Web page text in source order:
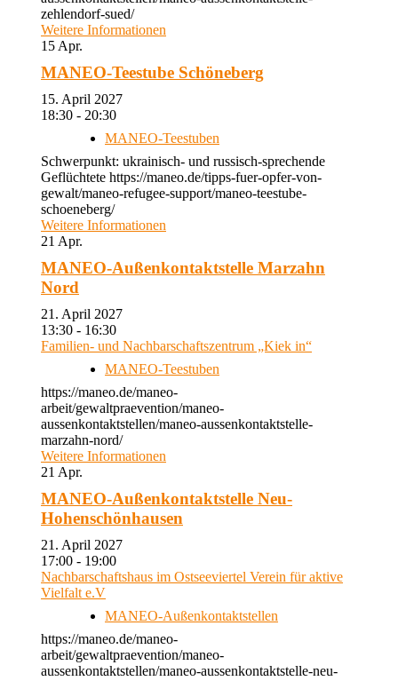
zehlendorf-sued/
Weitere Informationen
15 Apr.
MANEO-Teestube Schöneberg
15. April 2027
18:30 - 20:30
MANEO-Teestuben
Schwerpunkt: ukrainisch- und russisch-sprechende
Geflüchtete https://maneo.de/tipps-fuer-opfer-von-
gewalt/maneo-refugee-support/maneo-teestube-
schoeneberg/
Weitere Informationen
21 Apr.
MANEO-Außenkontaktstelle Marzahn
Nord
21. April 2027
13:30 - 16:30
Familien- und Nachbarschaftszentrum „Kiek in“
MANEO-Teestuben
https://maneo.de/maneo-
arbeit/gewaltpraevention/maneo-
aussenkontaktstellen/maneo-aussenkontaktstelle-
marzahn-nord/
Weitere Informationen
21 Apr.
MANEO-Außenkontaktstelle Neu-
Hohenschönhausen
21. April 2027
17:00 - 19:00
Nachbarschaftshaus im Ostseeviertel Verein für aktive
Vielfalt e.V
MANEO-Außenkontaktstellen
https://maneo.de/maneo-
arbeit/gewaltpraevention/maneo-
aussenkontaktstellen/maneo-aussenkontaktstelle-neu-